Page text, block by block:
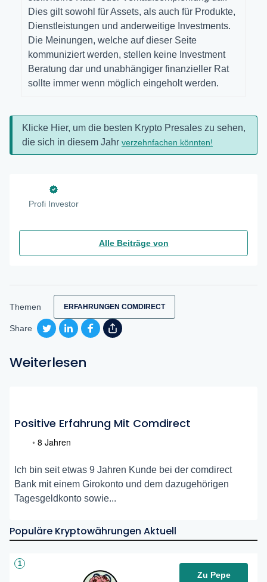
Dies gilt sowohl für Assets, als auch für Produkte,
Dienstleistungen und anderweitige Investments.
Die Meinungen, welche auf dieser Seite
kommuniziert werden, stellen keine Investment
Beratung dar und unabhängiger finanzieller Rat
sollte immer wenn möglich eingeholt werden.
Klicke Hier, um die besten Krypto Presales zu sehen,
die sich in diesem Jahr verzehnfachen könnten!
Profi Investor
Alle Beiträge von
Themen ERFAHRUNGEN COMDIRECT
Share
Weiterlesen
Positive Erfahrung Mit Comdirect
• 8 Jahren
Ich bin seit etwas 9 Jahren Kunde bei der comdirect
Bank mit einem Girokonto und dem dazugehörigen
Tagesgeldkonto sowie...
Populäre Kryptowährungen Aktuell
1
Zu Pepe